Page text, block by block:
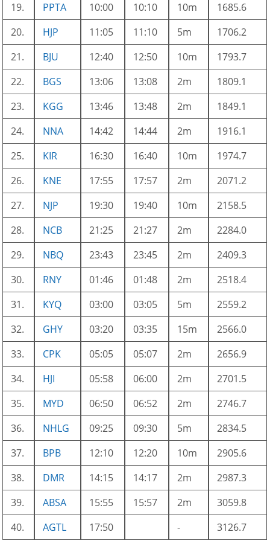
19.
PPTA 10:00 10:10 10m
1685.6
20.
HJP 11:05 11:10 5m
1706.2
21.
BJU 12:40 12:50 10m
1793.7
22.
BGS 13:06 13:08 2m
1809.1
23.
KGG 13:46 13:48 2m
1849.1
24.
NNA 14:42 14:44 2m
1916.1
25.
KIR 16:30 16:40 10m
1974.7
26.
KNE 17:55 17:57 2m
2071.2
27.
NJP 19:30 19:40 10m
2158.5
28.
NCB 21:25 21:27 2m
2284.0
29.
NBQ 23:43 23:45 2m
2409.3
30.
RNY 01:46 01:48 2m
2518.4
31.
KYQ 03:00 03:05 5m
2559.2
32.
GHY 03:20 03:35 15m
2566.0
33.
CPK 05:05 05:07 2m
2656.9
34.
HJI 05:58 06:00 2m
2701.5
35.
MYD 06:50 06:52 2m
2746.7
36.
NHLG 09:25 09:30 5m
2834.5
37.
BPB 12:10 12:20 10m
2905.6
38.
DMR 14:15 14:17 2m
2987.3
39.
ABSA 15:55 15:57 2m
3059.8
40.
AGTL 17:50 - 3126.7